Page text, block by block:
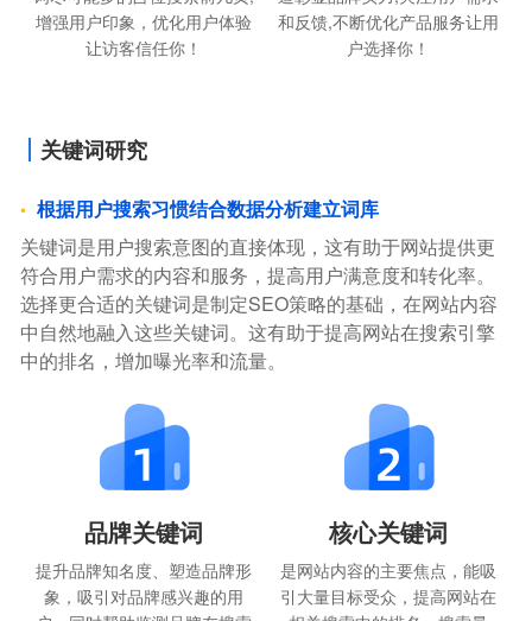
增强用户印象，优化用户体验
让访客信任你！
和反馈,不断优化产品服务让用
户选择你！
关键词研究
根据用户搜索习惯结合数据分析建立词库
关键词是用户搜索意图的直接体现，这有助于网站提供更
符合用户需求的内容和服务，提高用户满意度和转化率。
选择更合适的关键词是制定SEO策略的基础，在网站内容
中自然地融入这些关键词。这有助于提高网站在搜索引擎
中的排名，增加曝光率和流量。
品牌关键词
提升品牌知名度、塑造品牌形
象，吸引对品牌感兴趣的用
核心关键词
是网站内容的主要焦点，能吸
引大量目标受众，提高网站在